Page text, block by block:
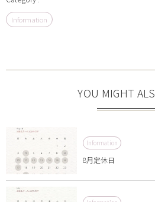
Information
YOU MIGHT
Information
8月定休日